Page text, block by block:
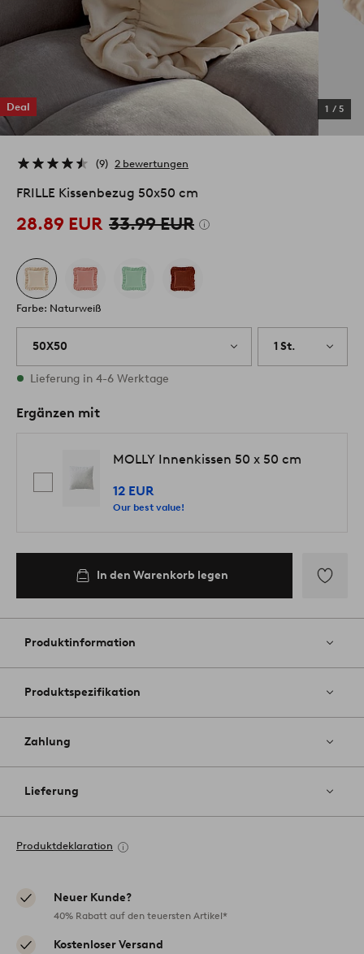
Deal 1 / 5
9 2 bewertungen
FRILLE Kissenbezug 50x50 cm
28.89 EUR 33.99 EUR
Farbe: Naturweiß
50X50 1 St.
Vorrätig
Lieferung in 4-6 Werktage
Ergänzen mit
MOLLY Innenkissen 50 x 50 cm
12 EUR
Our best value!
In den Warenkorb legen
Favoriten
Produktinformation
Produktspezifikation
Zahlung
Lieferung
Produktdeklaration
Neuer Kunde?
40% Rabatt auf den teuersten Artikel*
Kostenloser Versand